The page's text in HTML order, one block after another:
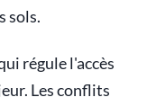
sols.
régule l'accès
Les conflits